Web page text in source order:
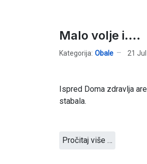
Malo volje i....
Kategorija: Obale 21
Ispred Doma zdravlja
stabala.
Pročitaj više …